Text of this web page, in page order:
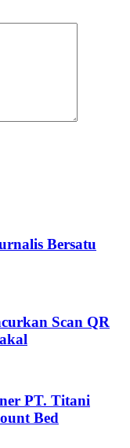
Bersatu
Scan QR
PT. Titani
Bed